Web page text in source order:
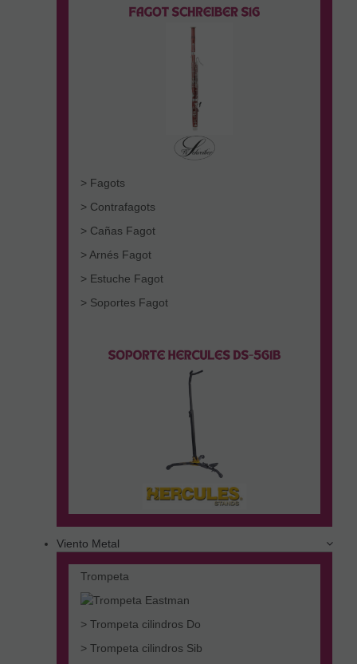
> Fagots
> Contrafagots
> Cañas Fagot
> Arnés Fagot
> Estuche Fagot
> Soportes Fagot
Viento Metal
Trompeta
> Trompeta cilindros Do
> Trompeta cilindros Sib